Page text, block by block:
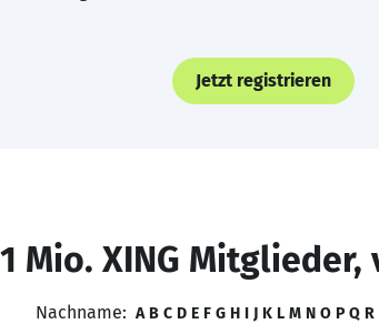
Jetzt registrieren
Mio. XING Mitglieder,
Nachname: A B C D E F G H I J K L M N O P Q R